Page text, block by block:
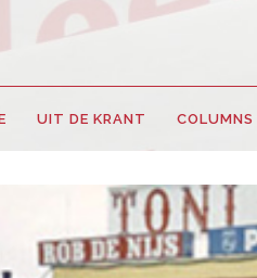
UIT DE KRANT COLUMNS